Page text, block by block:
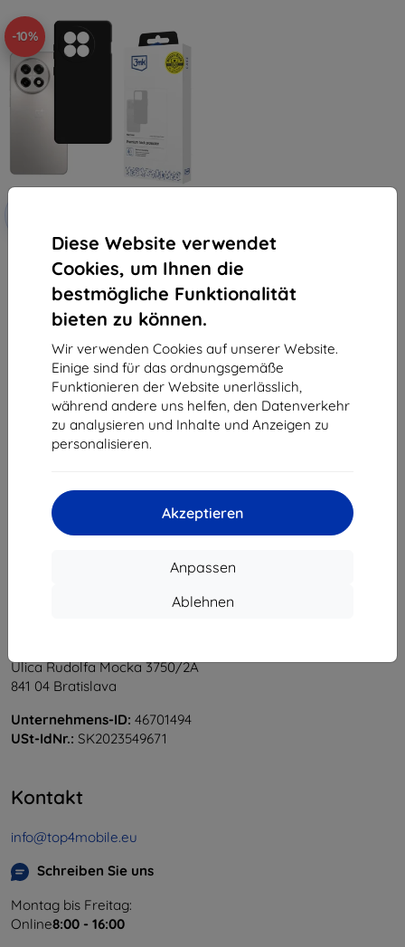
Diese Website verwendet
Cookies, um Ihnen die
bestmögliche Funktionalität
bieten zu können.
Wir verwenden Cookies auf unserer Website.
Einige sind für das ordnungsgemäße
Funktionieren der Website unerlässlich,
während andere uns helfen, den Datenverkehr
zu analysieren und Inhalte und Anzeigen zu
personalisieren.
Akzeptieren
Anpassen
Ablehnen
-10%
3MK Matt Case für OnePlus
13R/ACE 5 schwarz
10,90 €
9,81 €
1
Ulica Rudolfa Mocka 3750/2A
841 04 Bratislava
Unternehmens-ID: 46701494
USt-IdNr.: SK2023549671
Kontakt
info@top4mobile.eu
Schreiben Sie uns
Montag bis Freitag:
Online8:00 - 16:00